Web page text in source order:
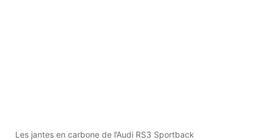
Les jantes en carbone de l’Audi RS3 Sportback